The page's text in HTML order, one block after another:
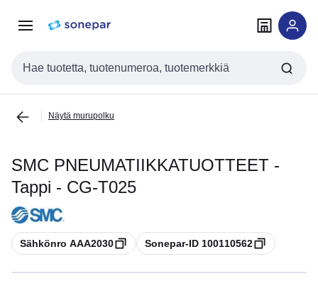
navigointiinsisältöön
Haku
Näytä murupolku
SMC PNEUMATIIKKATUOTTEET -
Tappi - CG-T025
Kopioi
Sähkönro AAA2030 Kopioi
Sonepar-ID 100110562